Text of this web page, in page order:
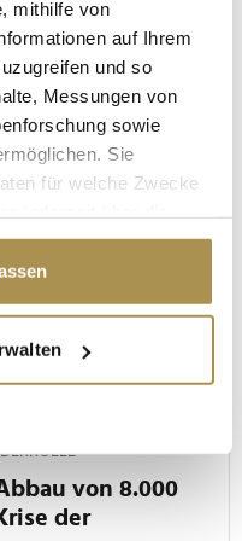
mithilfe von
auf Ihrem
und so
Messungen von
sowie
Sie
für welche Zwecke
auf das Privacy
Lage
Meter genau sein
identifizieren
persönlichen Daten
im
Lice": Die
Codes der Crew
von 8.000
der